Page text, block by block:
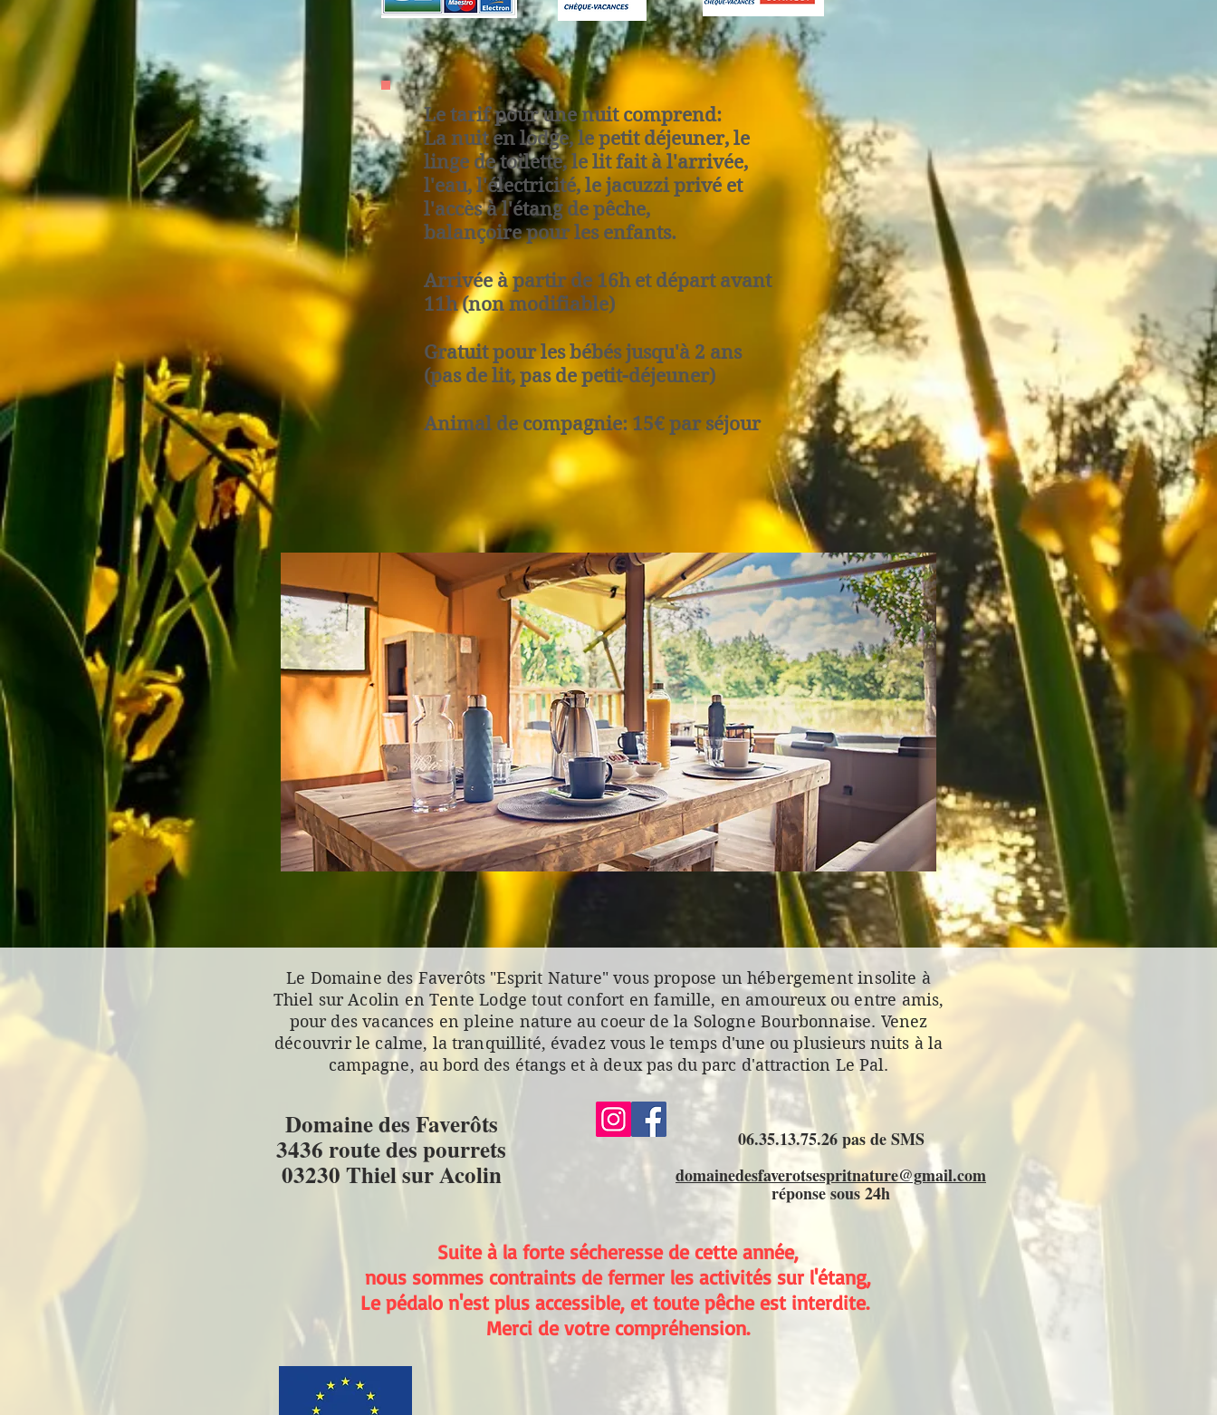
Le tarif pour une nuit comprend:
La nuit en lodge, le petit déjeuner, le
linge de toilette, le lit fait à l'arrivée,
l'eau, l'électricité, le jacuzzi privé et
l'accès à l'étang de pêche,
balançoire pour les enfants.
Arrivée à partir de 16h et départ avant
11h (non modifiable)
Gratuit pour les bébés jusqu'à 2 ans
(pas de lit, pas de petit-déjeuner)
Animal de compagnie: 15€ par séjour
Le Domaine des Faverôts "Esprit Nature" vous propose un hébergement insolite à
Thiel sur Acolin en Tente Lodge tout confort en famille, en amoureux ou entre amis,
pour des vacances en pleine nature au coeur de la Sologne Bourbonnaise. Venez
découvrir le calme, latranquillité, évadez vous le temps d'une ou plusieurs nuits à la
campagne, au bord des étangs et à deux pas du parc d'attraction Le Pal.
Domaine des Faverôts
3436 route des pourrets
03230 Thiel sur Acolin
06.35.13.75.26 pas de SMS
domainedesfaverotsespritnature@gmail.com
réponse sous 24h
Suite à la forte sécheresse de cette année,
nous sommes contraints de fermer les activités sur l'étang,
Le pédalo n'est plus accessible, et toute pêche est interdite.
Merci de votre compréhension.